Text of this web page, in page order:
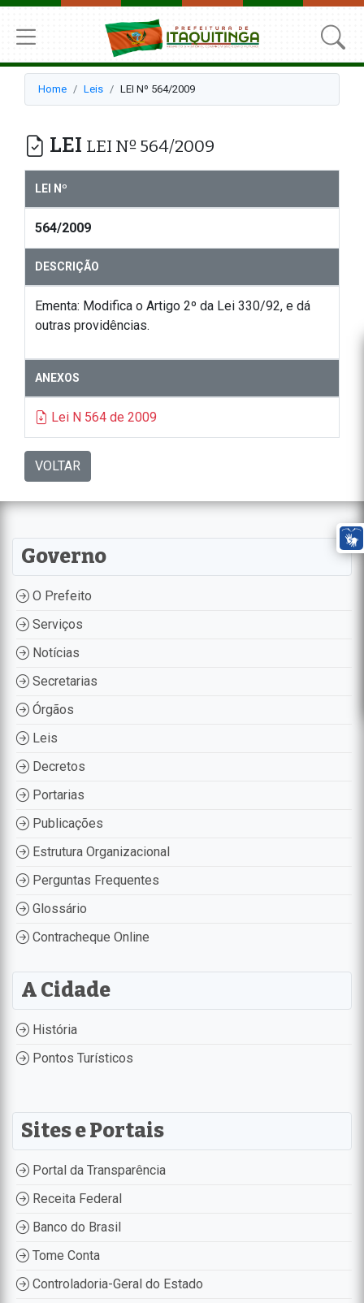
Home Leis LEI Nº 564/2009
LEI LEI Nº 564/2009
LEI Nº
564/2009
DESCRIÇÃO
Ementa: Modifica o Artigo 2º da Lei 330/92, e dá
outras providências.
ANEXOS
Lei N 564 de 2009
VOLTAR
Governo
O Prefeito
Serviços
Notícias
Secretarias
Órgãos
Leis
Decretos
Portarias
Publicações
Estrutura Organizacional
Perguntas Frequentes
Glossário
Contracheque Online
A Cidade
História
Pontos Turísticos
Sites e Portais
Portal da Transparência
Receita Federal
Banco do Brasil
Tome Conta
Controladoria-Geral do Estado